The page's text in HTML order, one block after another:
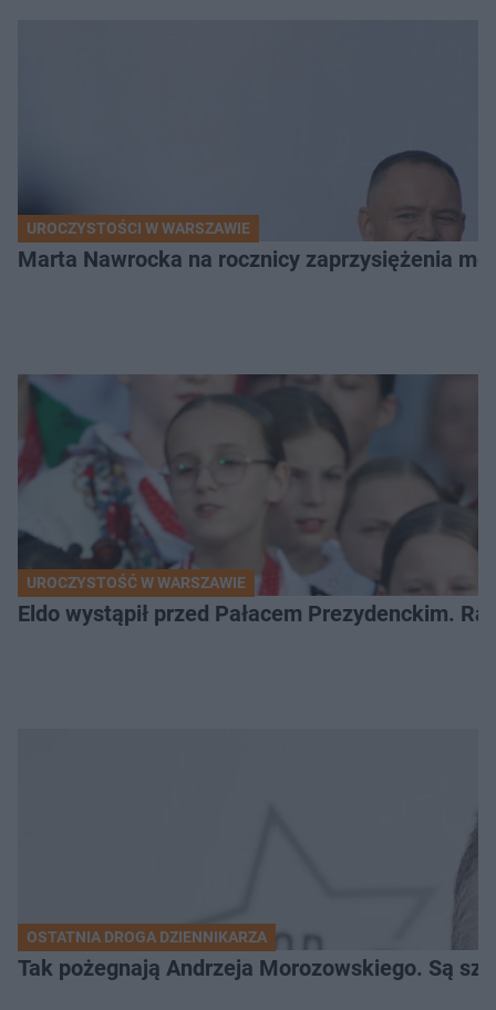
UROCZYSTOŚCI W WARSZAWIE
Marta Nawrocka na rocznicy zaprzysiężenia
UROCZYSTOŚĆ W WARSZAWIE
Eldo wystąpił przed Pałacem Prezydenckim.
OSTATNIA DROGA DZIENNIKARZA
Tak pożegnają Andrzeja Morozowskiego. Są